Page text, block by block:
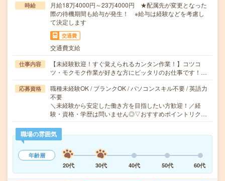
時給
月給18万4000円～23万4000円 ★配属先が変更となった
際の待機期間も給与が発生！ ※給与は経験などを考慮し
て決定します
交通費
交通費支給
仕事内容
【未経験歓迎！すぐ覚えられるカンタン作業！】コツコ
ツ・モクモク作業が好きな方にピッタリのお仕事です！…
応募資格
職種未経験OK / ブランクOK / パソコンスキル不要 / 英語力
不要
＼未経験から安定した働き方を目指したい方歓迎！／経
験・資格・学歴は問いません◎▽おすすめポイントリク…
職場の雰囲気
年齢層
20代
30代 40代 50代 60代